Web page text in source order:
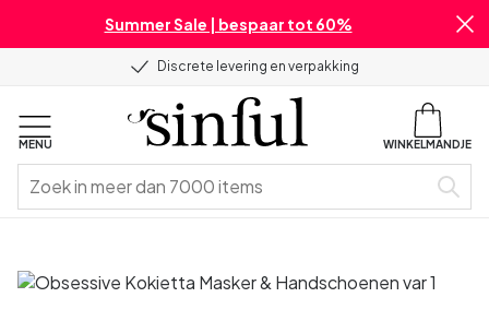
Summer Sale | bespaar tot 60%
Discrete levering en verpakking
MENU WINKELMANDJE